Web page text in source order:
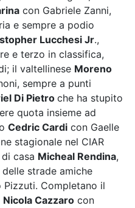
con Gabriele Zanni,
e sempre a podio
Lucchesi Jr.,
e terzo in classifica,
il valtellinese Moreno
sempre a punti
Di Pietroche ha stupito
quota insieme ad
Cedric Cardi con Gaelle
stagionale nel CIAR
casa Micheal Rendina,
strade amiche
Completano il
Nicola Cazzaro con